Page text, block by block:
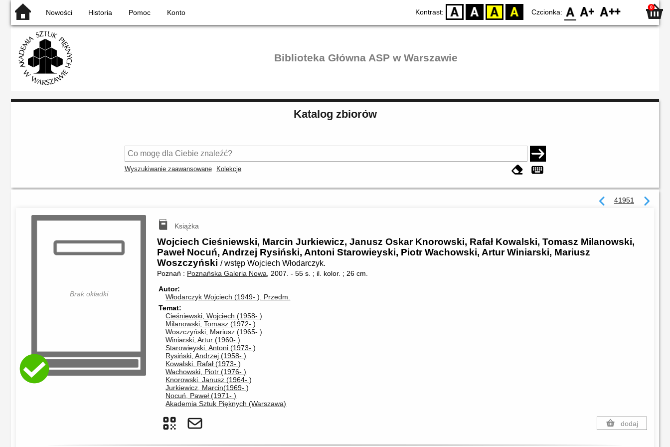
Nowości Historia Pomoc Konto Kontrast: D BW YB BY Czcionka: F0 F1 F2 0
Biblioteka Główna ASP w Warszawie
Katalog zbiorów
Wyszukiwanie zaawansowane Kolekcje
41951
Brak okładki
Książka
Wojciech Cieśniewski, Marcin Jurkiewicz, Janusz Oskar Knorowski, Rafał Kowalski, Tomasz Milanowski,
Paweł Nocuń, Andrzej Rysiński, Antoni Starowieyski, Piotr Wachowski, Artur Winiarski, Mariusz
Woszczyński/ wstęp Wojciech Włodarczyk.
Poznań : Poznańska Galeria Nowa , 2007.- 55 s. ; il. kolor. ; 26 cm.
Autor
Włodarczyk Wojciech (1949- ). Przedm.
Temat
Cieśniewski, Wojciech (1958- )
Milanowski, Tomasz (1972- )
Woszczyński, Mariusz (1965- )
Winiarski, Artur (1960- )
Starowieyski, Antoni (1973- )
Rysiński, Andrzej (1958- )
Kowalski, Rafał (1973- )
Wachowski, Piotr (1976- )
Knorowski, Janusz (1964- )
Jurkiewicz, Marcin(1969- )
Nocuń, Paweł (1971- )
Akademia Sztuk Pięknych (Warszawa)
dodaj